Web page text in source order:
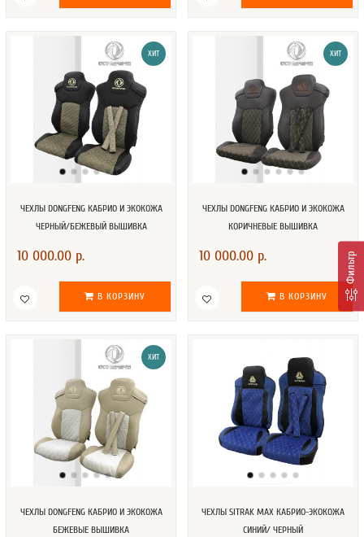
Фильтр
ХИТ
ЧЕХЛЫ DONGFENG КАБРИО И ЭКОКОЖА
ЧЕРНЫЙ/БЕЖЕВЫЙ ВЫШИВКА
10 000.00 р.
В КОРЗИНУ
ХИТ
ЧЕХЛЫ DONGFENG КАБРИО И ЭКОКОЖА
КОРИЧНЕВЫЕ ВЫШИВКА
10 000.00 р.
В КОРЗИНУ
ХИТ
ЧЕХЛЫ DONGFENG КАБРИО И ЭКОКОЖА
БЕЖЕВЫЕ ВЫШИВКА
ЧЕХЛЫ SITRAK MAX КАБРИО-ЭКОКОЖА
СИНИЙ/ ЧЕРНЫЙ